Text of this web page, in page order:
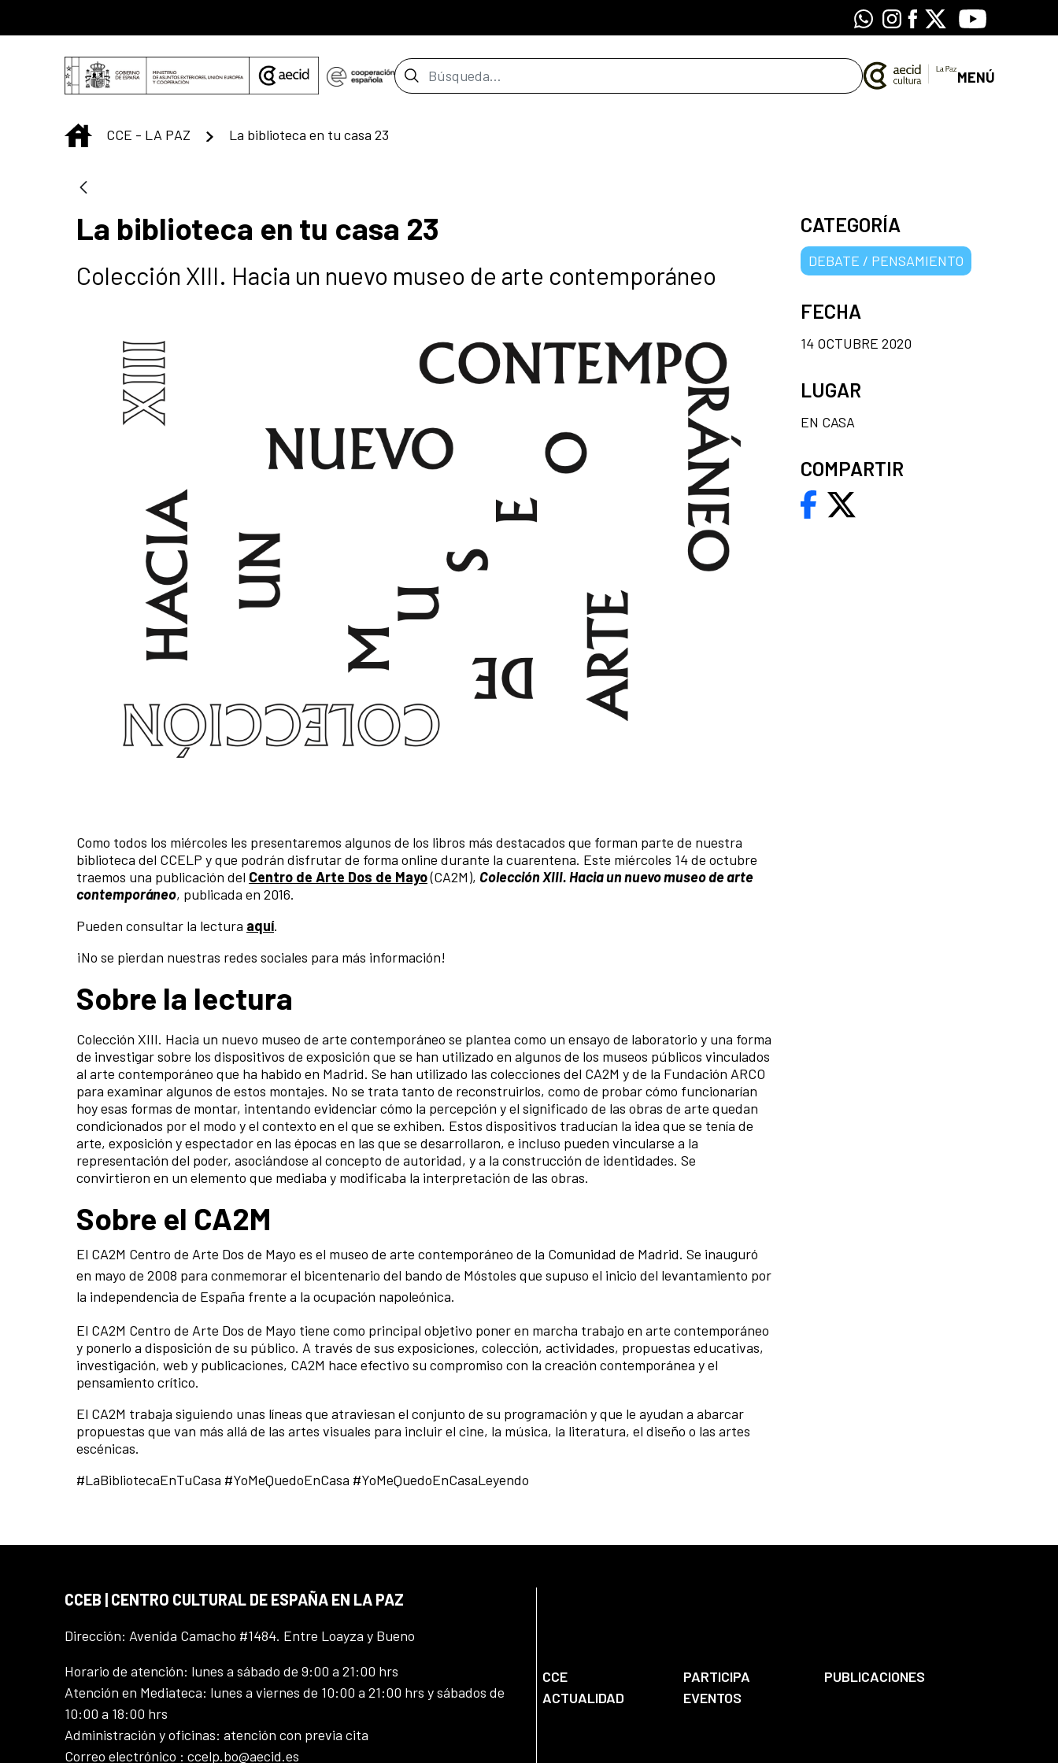
WhatsappInstagram
Facebook
X Youtube
Barra de búsqueda MENÚ
INICIO
CCE - LA PAZ La biblioteca en tu casa 23
La biblioteca en tu casa 23
Colección XIII. Hacia un nuevo museo de arte contemporáneo
Como todos los miércoles les presentaremos algunos de los libros más destacados que forman parte de nuestra
biblioteca del CCELP y que podrán disfrutar de forma online durante la cuarentena. Este miércoles 14 de octubre
traemos una publicación del Centro de Arte Dos de Mayo(CA2M), Colección XIII. Hacia un nuevo museo de arte
contemporáneo, publicada en 2016.
Pueden consultar la lectura aquí.
¡No se pierdan nuestras redes sociales para más información!
Sobre la lectura
Colección XIII. Hacia un nuevo museo de arte contemporáneo se plantea como un ensayo de laboratorio y una forma
de investigar sobre los dispositivos de exposición que se han utilizado en algunos de los museos públicos vinculados
al arte contemporáneo que ha habido en Madrid. Se han utilizado las colecciones del CA2M y de la Fundación ARCO
para examinar algunos de estos montajes. No se trata tanto de reconstruirlos, como de probar cómo funcionarían
hoy esas formas de montar, intentando evidenciar cómo la percepción y el significado de las obras de arte quedan
condicionados por el modo y el contexto en el que se exhiben. Estos dispositivos traducían la idea que se tenía de
arte, exposición y espectador en las épocas en las que se desarrollaron, e incluso pueden vincularse a la
representación del poder, asociándose al concepto de autoridad, y a la construcción de identidades. Se
convirtieron en un elemento que mediaba y modificaba la interpretación de las obras.
Sobre el CA2M
El CA2M Centro de Arte Dos de Mayo es el museo de arte contemporáneo de la Comunidad de Madrid. Se inauguró
en mayo de 2008 para conmemorar el bicentenario del bando de Móstoles que supuso el inicio del levantamiento por
la independencia de España frente a la ocupación napoleónica.
El CA2M Centro de Arte Dos de Mayo tiene como principal objetivo poner en marcha trabajo en arte contemporáneo
y ponerlo a disposición de su público. A través de sus exposiciones, colección, actividades, propuestas educativas,
investigación, web y publicaciones, CA2M hace efectivo su compromiso con la creación contemporánea y el
pensamiento crítico.
El CA2M trabaja siguiendo unas líneas que atraviesan el conjunto de su programación y que le ayudan a abarcar
propuestas que van más allá de las artes visuales para incluir el cine, la música, la literatura, el diseño o las artes
escénicas.
#LaBibliotecaEnTuCasa #YoMeQuedoEnCasa #YoMeQuedoEnCasaLeyendo
CATEGORÍA
DEBATE / PENSAMIENTO
FECHA
14 OCTUBRE 2020
LUGAR
EN CASA
COMPARTIR
CCEB | CENTRO CULTURAL DE ESPAÑA EN LA PAZ
Dirección: Avenida Camacho #1484. Entre Loayza y Bueno
Horario de atención: lunes a sábado de 9:00 a 21:00 hrs
Atención en Mediateca: lunes a viernes de 10:00 a 21:00 hrs y sábados de
10:00 a 18:00 hrs
Administración y oficinas: atención con previa cita
Correo electrónico : ccelp.bo@aecid.es
CCE PARTICIPA
PUBLICACIONES
ACTUALIDAD
EVENTOS